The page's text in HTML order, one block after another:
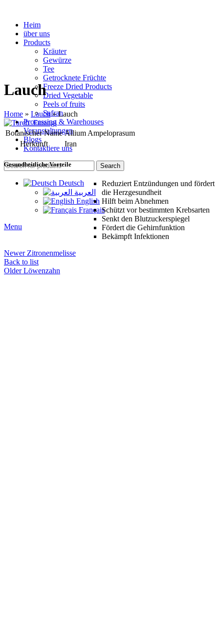
Heim
über uns
Products
Kräuter
Gewürze
Tee
Getrocknete Früchte
Freeze Dried Products
Dried Vegetable
Peels of fruits
Safran
Processing & Warehouses
Veranstaltungen
Blogs
Kontaktiere uns
Search
Deutsch
العربية
English
Français
Menu
Lauch
Home » Lauch»Lauch
Botanischer Name Allium Ampeloprasum
Herkunft
Iran
Gesundheitliche Vorteile
Reduziert Entzündungen und fördert
die Herzgesundheit
Hilft beim Abnehmen
Schützt vor bestimmten Krebsarten
Senkt den Blutzuckerspiegel
Fördert die Gehirnfunktion
Bekämpft Infektionen
Newer Zitronenmelisse
Back to list
Older Löwenzahn